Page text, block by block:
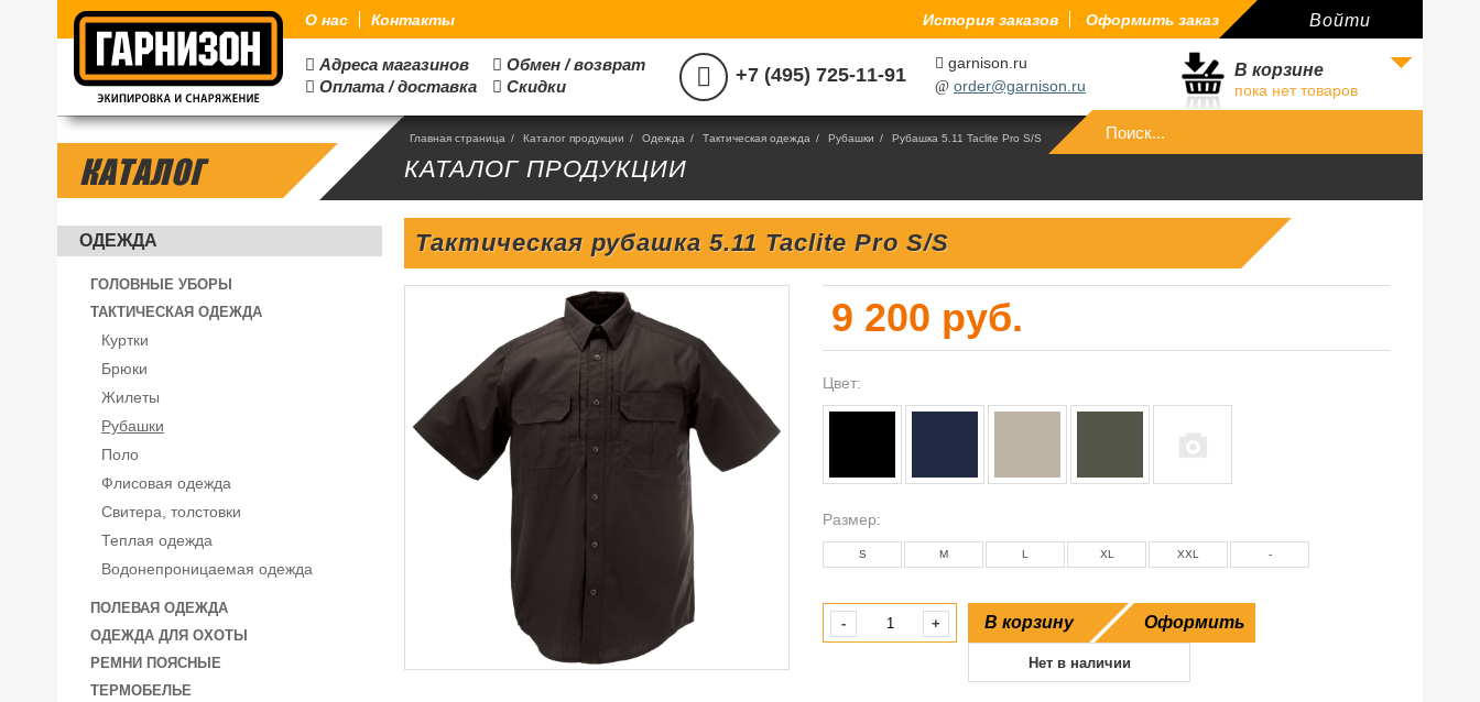
О нас Контакты Войти
История заказов Оформить заказ
 Адреса магазинов  Обмен / возврат
 Оплата / доставка  Скидки  +7 (495) 725-11-91
 garnison.ru
@ order@garnison.ru
В корзине
пока нет товаров
КАТАЛОГ
ОДЕЖДА
ГОЛОВНЫЕ УБОРЫ
ТАКТИЧЕСКАЯ ОДЕЖДА
Куртки
Брюки
Жилеты
Рубашки
Поло
Флисовая одежда
Свитера, толстовки
Теплая одежда
Водонепроницаемая одежда
ПОЛЕВАЯ ОДЕЖДА
ОДЕЖДА ДЛЯ ОХОТЫ
РЕМНИ ПОЯСНЫЕ
ТЕРМОБЕЛЬЕ
Главная страница / Каталог продукции / Одежда / Тактическая одежда / Рубашки / Рубашка 5.11 Taclite Pro S/S
КАТАЛОГ ПРОДУКЦИИ
Тактическая рубашка 5.11 Taclite Pro S/S
9 200 руб.
Цвет:
Размeр:
S M L XL XXL -
- + В корзину Оформить
Нет в наличии